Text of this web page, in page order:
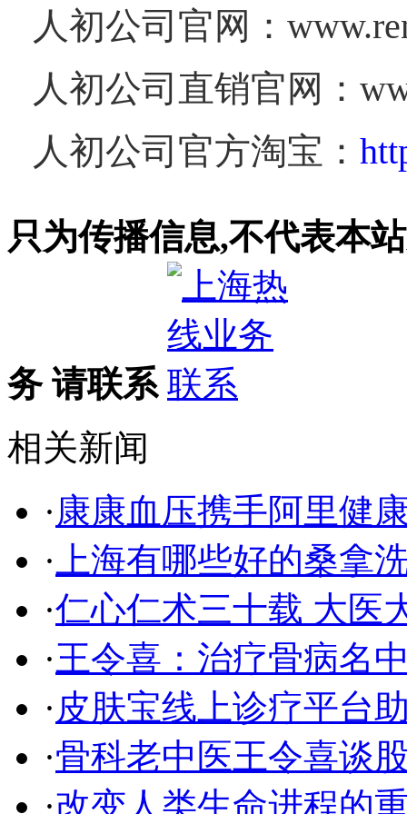
人初公司官网：
人初公司直销官网：
人初公司官方淘宝：
只为传播信息,不代表本
务 请联系
相关新闻
·康康血压携手阿里健
· 上海有哪些好的桑拿
·仁心仁术三十载 大医
·王令喜：治疗骨病名
· 皮肤宝线上诊疗平台
·骨科老中医王令喜谈
·改变人类生命进程的